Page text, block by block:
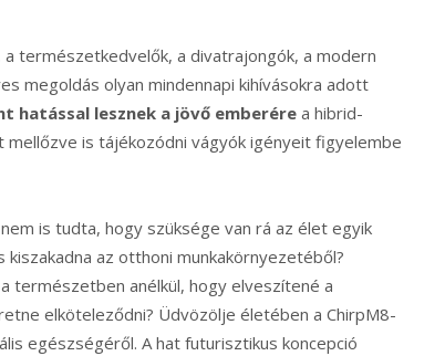
természetkedvelők, a divatrajongók, a modern
megoldás olyan mindennapi kihívásokra adott
hatással lesznek a jövő emberérea hibrid-
is tájékozódni vágyók igényeit figyelembe
is tudta, hogy szüksége van rá az élet egyik
az otthoni munkakörnyezetéből?
természetben anélkül, hogy elveszítené a
elköteleződni? Üdvözölje életében a ChirpM8-
egészségéről. A hat futurisztikus koncepció